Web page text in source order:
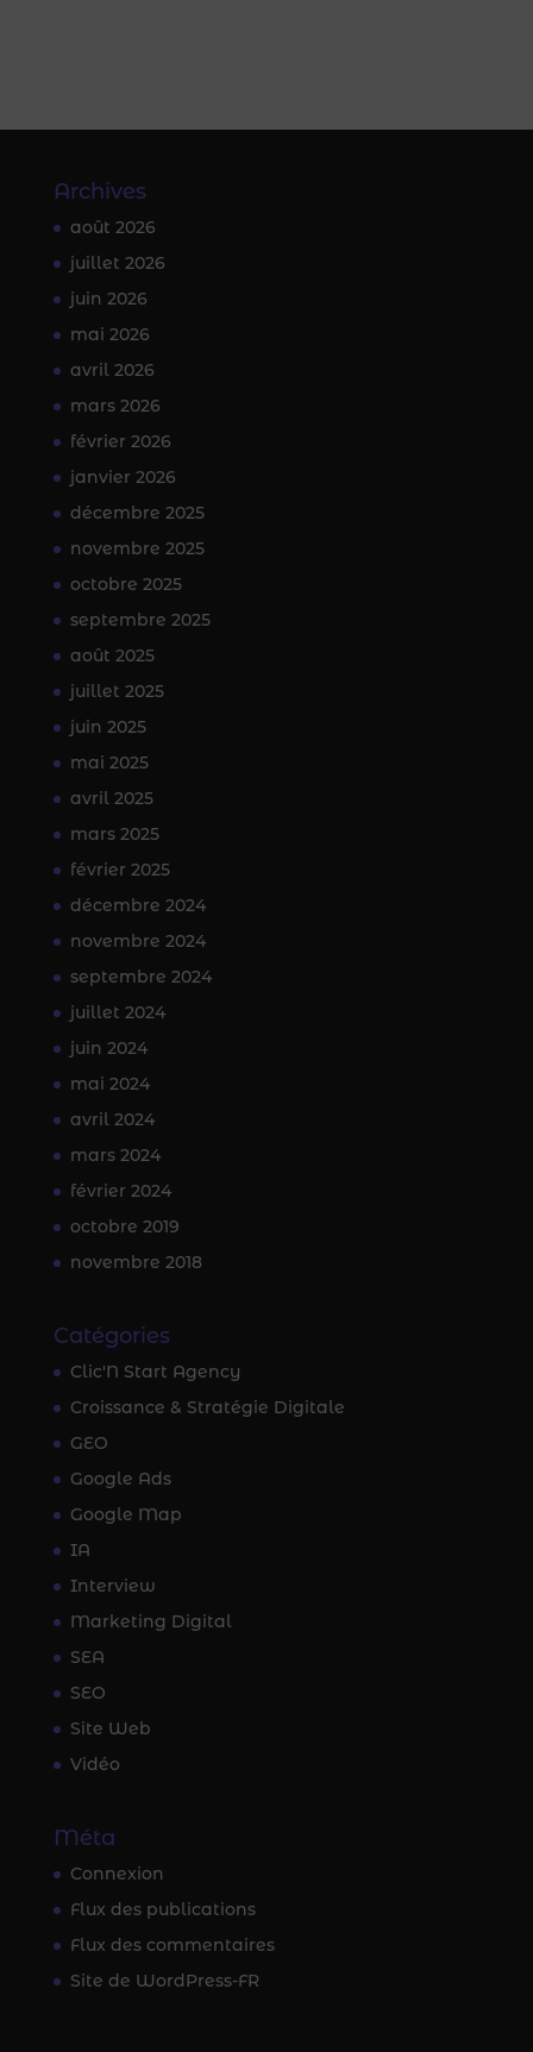
Archives
août 2026
juillet 2026
juin 2026
mai 2026
avril 2026
mars 2026
février 2026
janvier 2026
décembre 2025
novembre 2025
octobre 2025
septembre 2025
août 2025
juillet 2025
juin 2025
mai 2025
avril 2025
mars 2025
février 2025
décembre 2024
novembre 2024
septembre 2024
juillet 2024
juin 2024
mai 2024
avril 2024
mars 2024
février 2024
octobre 2019
novembre 2018
Catégories
Clic'N Start Agency
Croissance & Stratégie Digitale
GEO
Google Ads
Google Map
IA
Interview
Marketing Digital
SEA
SEO
Site Web
Vidéo
Méta
Connexion
Flux des publications
Flux des commentaires
Site de WordPress-FR